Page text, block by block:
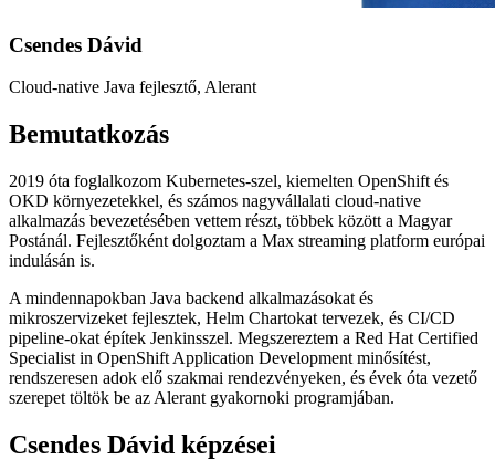
Csendes Dávid
Cloud-native Java fejlesztő, Alerant
Bemutatkozás
2019 óta foglalkozom Kubernetes-szel, kiemelten OpenShift és
OKD környezetekkel, és számos nagyvállalati cloud-native
alkalmazás bevezetésében vettem részt, többek között a Magyar
Postánál. Fejlesztőként dolgoztam a Max streaming platform európai
indulásán is.
A mindennapokban Java backend alkalmazásokat és
mikroszervizeket fejlesztek, Helm Chartokat tervezek, és CI/CD
pipeline-okat építek Jenkinsszel. Megszereztem a Red Hat Certified
Specialist in OpenShift Application Development minősítést,
rendszeresen adok elő szakmai rendezvényeken, és évek óta vezető
szerepet töltök be az Alerant gyakornoki programjában.
Csendes Dávid képzései